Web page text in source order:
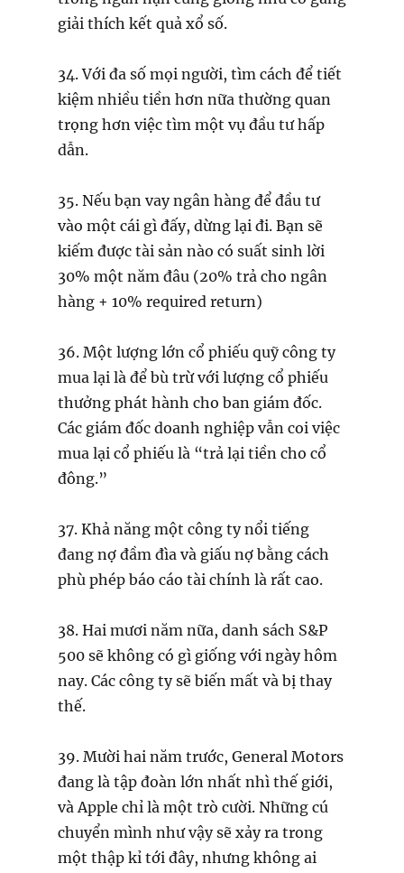
giải thích kết quả xổ số.
34. Với đa số mọi người, tìm cách để tiết
kiệm nhiều tiền hơn nữa thường quan
trọng hơn việc tìm một vụ đầu tư hấp
dẫn.
35. Nếu bạn vay ngân hàng để đầu tư
vào một cái gì đấy, dừng lại đi. Bạn sẽ
kiếm được tài sản nào có suất sinh lời
30% một năm đâu (20% trả cho ngân
hàng + 10% required return)
36. Một lượng lớn cổ phiếu quỹ công ty
mua lại là để bù trừ với lượng cổ phiếu
thưởng phát hành cho ban giám đốc.
Các giám đốc doanh nghiệp vẫn coi việc
mua lại cổ phiếu là “trả lại tiền cho cổ
đông.”
37. Khả năng một công ty nổi tiếng
đang nợ đầm đìa và giấu nợ bằng cách
phù phép báo cáo tài chính là rất cao.
38. Hai mươi năm nữa, danh sách S&P
500 sẽ không có gì giống với ngày hôm
nay. Các công ty sẽ biến mất và bị thay
thế.
39. Mười hai năm trước, General Motors
đang là tập đoàn lớn nhất nhì thế giới,
và Apple chỉ là một trò cười. Những cú
chuyển mình như vậy sẽ xảy ra trong
một thập kỉ tới đây, nhưng không ai